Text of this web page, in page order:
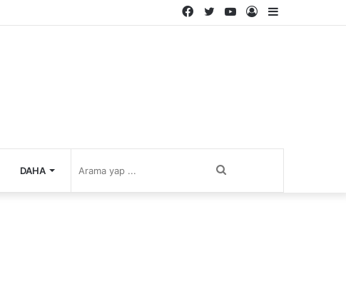
Kenar
Kayıt
YouTube
Twitter
Facebook
DAHA